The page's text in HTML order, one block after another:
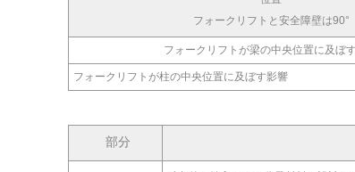
フォークリフトと安全障壁は90°
フォークリフトが梁の中央位置に及ぼ
フォークリフトが柱の中央位置に及ぼす影響
部分